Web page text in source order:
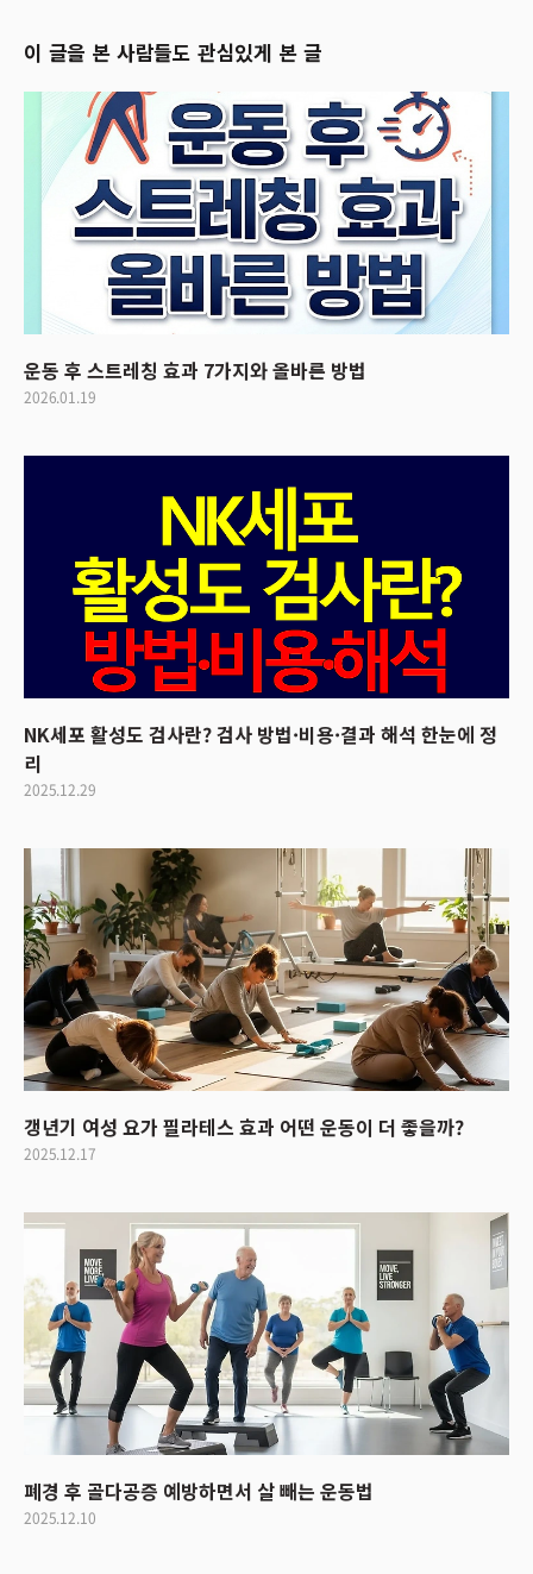
이 글을 본 사람들도 관심있게 본 글
운동 후 스트레칭 효과 7가지와 올바른 방법
2026.01.19
NK세포 활성도 검사란? 검사 방법·비용·결과 해석 한눈에 정
리
2025.12.29
갱년기 여성 요가 필라테스 효과 어떤 운동이 더 좋을까?
2025.12.17
폐경 후 골다공증 예방하면서 살 빼는 운동법
2025.12.10